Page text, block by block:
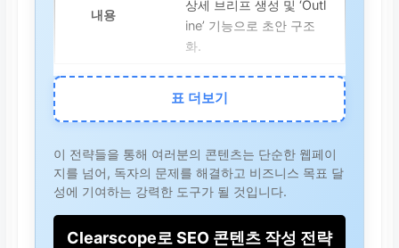
상세 브리프 생성 및 ‘Outl
ine’ 기능으로 초안 구조
화.
반복 최적화
실시간 점수 모니터링, 발
행 후 성능 분석, 트렌드
변화에 따른 콘텐츠 재최
적화.
클러스터 전략
표 더보기
이 전략들을 통해 여러분의 콘텐츠는 단순한 웹페이
지를 넘어, 독자의 문제를 해결하고 비즈니스 목표 달
성에 기여하는 강력한 도구가 될 것입니다.
Clearscope로 SEO 콘텐츠 작성 전략